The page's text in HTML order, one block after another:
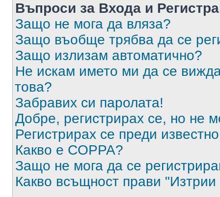
Въпроси за Входа и
Защо не мога да вляза?
Защо въобще трябва да се
Защо излизам автоматично?
Не искам името ми да се
това?
Забравих си паролата!
Добре, регистрирах се, но не
Регистрирах се преди
Какво е COPPA?
Защо не мога да се
Какво всъщност прави "Изтрии